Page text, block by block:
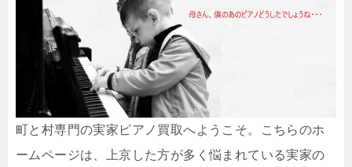
町と村専門の実家ピアノ買取へようこそ。こちらのホ
ームページは、上京した方が多く悩まれている実家の